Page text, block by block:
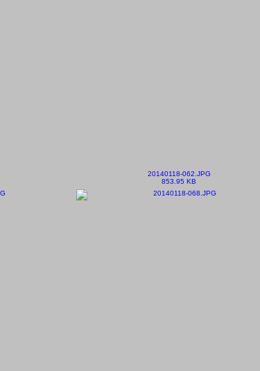
20140118-062.JPG
853.95 KB